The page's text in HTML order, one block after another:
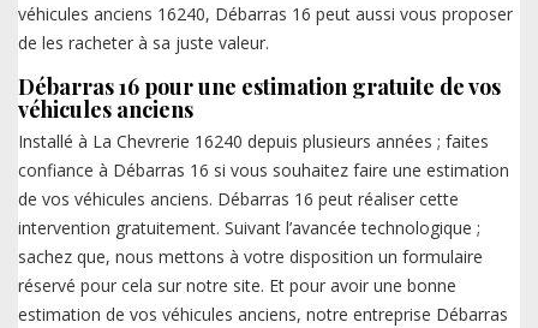
véhicules anciens 16240, Débarras 16 peut aussi vous proposer
de les racheter à sa juste valeur.
Débarras 16 pour une estimation gratuite de vos
véhicules anciens
Installé à La Chevrerie 16240 depuis plusieurs années ; faites
confiance à Débarras 16 si vous souhaitez faire une estimation
de vos véhicules anciens. Débarras 16 peut réaliser cette
intervention gratuitement. Suivant l’avancée technologique ;
sachez que, nous mettons à votre disposition un formulaire
réservé pour cela sur notre site. Et pour avoir une bonne
estimation de vos véhicules anciens, notre entreprise Débarras